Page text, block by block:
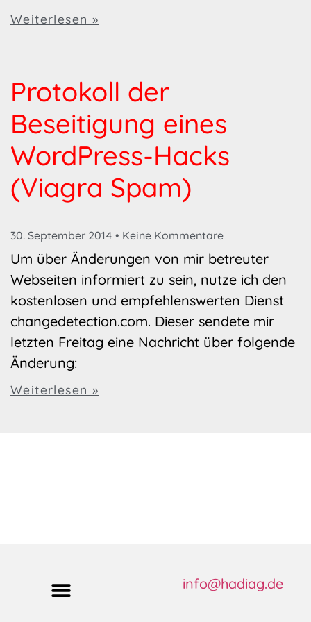
Weiterlesen »
Protokoll der
Beseitigung eines
WordPress-Hacks
(Viagra Spam)
30. September 2014 Keine Kommentare
Um über Änderungen von mir betreuter
Webseiten informiert zu sein, nutze ich den
kostenlosen und empfehlenswerten Dienst
changedetection.com. Dieser sendete mir
letzten Freitag eine Nachricht über folgende
Änderung:
Weiterlesen »
info@hadiag.de